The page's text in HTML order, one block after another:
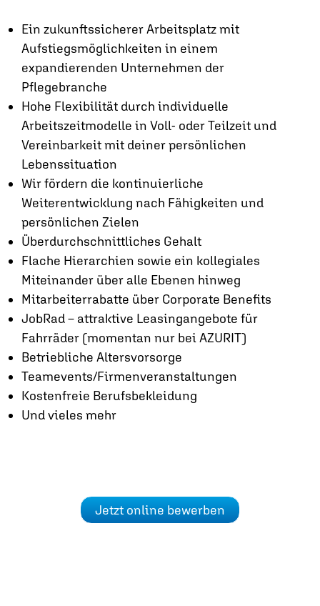
Ein zukunftssicherer Arbeitsplatz mit
Aufstiegsmöglichkeiten in einem
expandierenden Unternehmen der
Pflegebranche
Hohe Flexibilität durch individuelle
Arbeitszeitmodelle in Voll- oder Teilzeit und
Vereinbarkeit mit deiner persönlichen
Lebenssituation
Wir fördern die kontinuierliche
Weiterentwicklung nach Fähigkeiten und
persönlichen Zielen
Überdurchschnittliches Gehalt
Flache Hierarchien sowie ein kollegiales
Miteinander über alle Ebenen hinweg
Mitarbeiterrabatte über Corporate Benefits
JobRad – attraktive Leasingangebote für
Fahrräder (momentan nur bei AZURIT)
Betriebliche Altersvorsorge
Teamevents/Firmenveranstaltungen
Kostenfreie Berufsbekleidung
Und vieles mehr
Jetzt online bewerben